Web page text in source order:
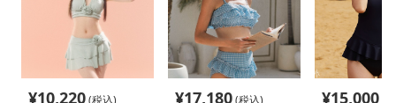
¥10,220(税込)
¥17,180(税込)
¥15,000